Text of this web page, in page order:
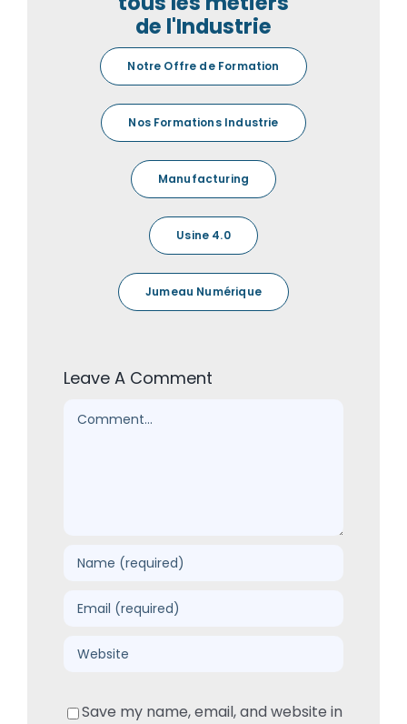
de l'Industrie
Notre Offre de Formation
Nos Formations Industrie
Manufacturing
Usine 4.0
Jumeau Numérique
Leave A Comment
Comment
Save my name, email, and website in